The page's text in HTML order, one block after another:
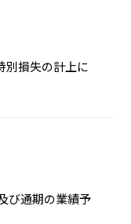
別損失の計上に
び通期の業績予